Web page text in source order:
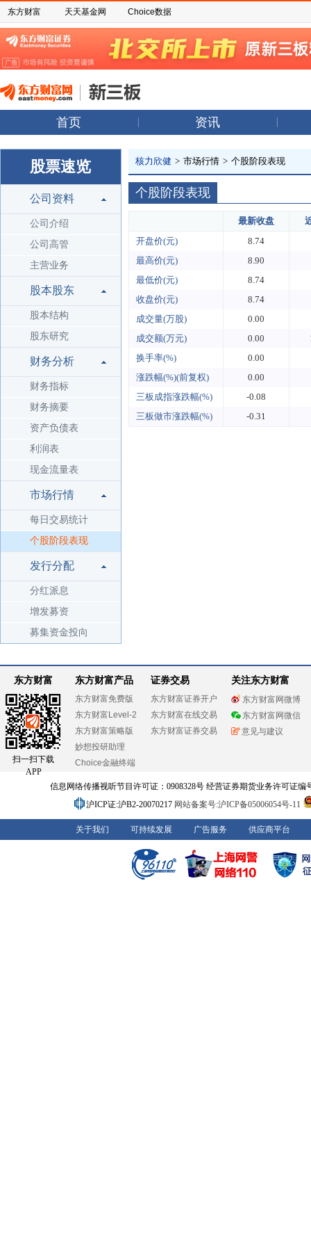
东方财富 天天基金网 Choice数据
首页 资讯
股票速览
公司资料
公司介绍
公司高管
主营业务
股本股东
股本结构
股东研究
财务分析
财务指标
财务摘要
资产负债表
利润表
现金流量表
市场行情
每日交易统计
个股阶段表现
发行分配
分红派息
增发募资
募集资金投向
核力欣健 > 市场行情 > 个股阶段表现
个股阶段表现
最新收盘
开盘价(元)
8.74
最高价(元)
8.90
最低价(元)
8.74
收盘价(元)
8.74
成交量(万股)
0.00
成交额(万元)
0.00
换手率(%)
0.00
涨跌幅(%)(前复权)
0.00
三板成指涨跌幅(%)
-0.08
三板做市涨跌幅(%)
-0.31
东方财富
扫一扫下载
APP
东方财富产品
东方财富免费版
东方财富Level-2
东方财富策略版
妙想投研助理
Choice金融终端
证券交易
东方财富证券开户
东方财富在线交易
东方财富证券交易
关注东方财富
东方财富网微博
东方财富网微信
意见与建议
信息网络传播视听节目许可证：0908328号 经营证券期货业务许可证编
沪ICP证:沪B2-20070217 网站备案号:沪ICP备05006054号-11
关于我们 可持续发展 广告服务 供应商平台